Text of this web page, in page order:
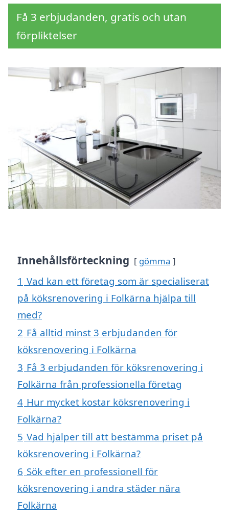
Få 3 erbjudanden, gratis och utan
förpliktelser
Innehållsförteckning gömma
1 Vad kan ett företag som är specialiserat
på köksrenovering i Folkärna hjälpa till
med?
2 Få alltid minst 3 erbjudanden för
köksrenovering i Folkärna
3 Få 3 erbjudanden för köksrenovering i
Folkärna från professionella företag
4 Hur mycket kostar köksrenovering i
Folkärna?
5 Vad hjälper till att bestämma priset på
köksrenovering i Folkärna?
6 Sök efter en professionell för
köksrenovering i andra städer nära
Folkärna